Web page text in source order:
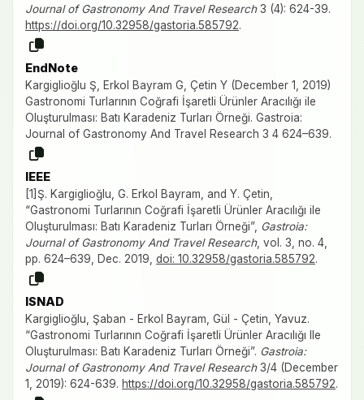
Journal of Gastronomy And Travel Research3 (4): 624-39.
https://doi.org/10.32958/gastoria.585792.
EndNote
Kargiglioğlu Ş, Erkol Bayram G, Çetin Y (December 1, 2019)
Gastronomi Turlarının Coğrafi İşaretli Ürünler Aracılığı ile
Oluşturulması: Batı Karadeniz Turları Örneği. Gastroia:
Journal of Gastronomy And Travel Research 3 4 624–639.
IEEE
[1]Ş. Kargiglioğlu, G. Erkol Bayram, and Y. Çetin,
“Gastronomi Turlarının Coğrafi İşaretli Ürünler Aracılığı ile
Oluşturulması: Batı Karadeniz Turları Örneği”, Gastroia:
Journal of Gastronomy And Travel Research, vol. 3, no. 4,
pp. 624–639, Dec. 2019, doi: 10.32958/gastoria.585792.
ISNAD
Kargiglioğlu, Şaban - Erkol Bayram, Gül - Çetin, Yavuz.
“Gastronomi Turlarının Coğrafi İşaretli Ürünler Aracılığı Ile
Oluşturulması: Batı Karadeniz Turları Örneği”. Gastroia:
Journal of Gastronomy And Travel Research3/4 (December
1, 2019): 624-639. https://doi.org/10.32958/gastoria.585792.